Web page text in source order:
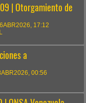
| Otorgamiento de
17:12
a
00:56